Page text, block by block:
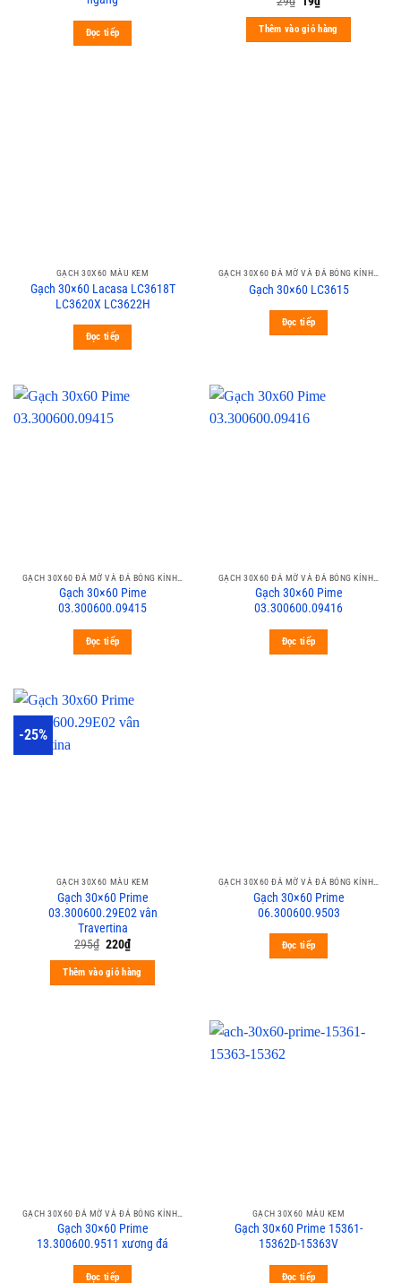
Đọc tiếp Thêm vào giỏ hàng
GẠCH 30X60 MÀU KEM
Gạch 30×60 Lacasa LC3618T
LC3620X LC3622H
Đọc tiếp
Gạch 30×60 LC3615
Đọc tiếp
Gạch 30×60 Pime
03.300600.09415
Đọc tiếp
Gạch 30×60 Pime
03.300600.09416
Đọc tiếp
-25%
GẠCH 30X60 MÀU KEM
Gạch 30×60 Prime
03.300600.29E02 vân
Travertina
295₫ 220₫
Thêm vào giỏ hàng
GẠCH 30X60 ĐÁ MỜ VÀ ĐÁ BÓNG KÍNH PRIME
Gạch 30×60 Prime
06.300600.9503
Đọc tiếp
Gạch 30×60 Prime
13.300600.9511 xương đá
Đọc tiếp
GẠCH 30X60 MÀU KEM
Gạch 30×60 Prime 15361-
15362D-15363V
Đọc tiếp